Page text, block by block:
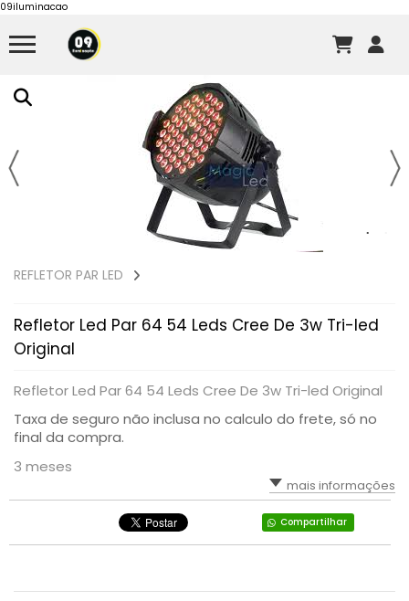
09iluminacao
REFLETOR PAR LED
Refletor Led Par 64 54 Leds Cree De 3w Tri-led
Original
Refletor Led Par 64 54 Leds Cree De 3w Tri-led Original
Taxa de seguro não inclusa no calculo do frete, só no
final da compra.
3 meses
mais informações
Compartilhar